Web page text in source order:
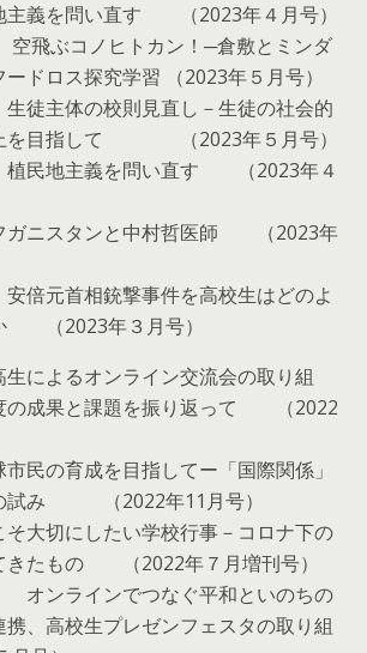
義を問い直す （2023年４月号）
ぶコノヒトカン！─倉敷とミンダ
ドロス探究学習 （2023年５月号）
主体の校則見直し－生徒の社会的
上を目指して （2023年５月号）
民地主義を問い直す （2023年４
ニスタンと中村哲医師 （2023年
元首相銃撃事件を高校生はどのよ
（2023年３月号）
よるオンライン交流会の取り組
の成果と課題を振り返って （2022
の育成を目指してー「国際関係」
試み （2022年11月号）
切にしたい学校行事－コロナ下の
きたもの （2022年７月増刊号）
ンラインでつなぐ平和といのちの
、高校生プレゼンフェスタの取り組